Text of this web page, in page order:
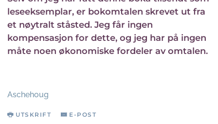
leseeksemplar, er bokomtalen skrevet ut fra
et nøytralt ståsted. Jeg får ingen
kompensasjon for dette, og jeg har på ingen
måte noen økonomiske fordeler av omtalen.
Aschehoug
UTSKRIFT E-POST